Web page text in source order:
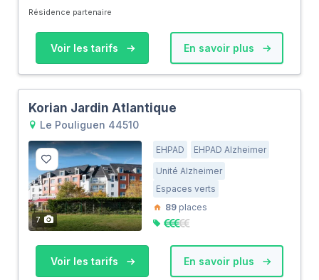
Résidence partenaire
Voir les tarifs En savoir plus
Korian Jardin Atlantique
Le Pouliguen 44510
7
EHPAD
EHPAD Alzheimer
Unité Alzheimer
Espaces verts
89 places
Voir les tarifs En savoir plus